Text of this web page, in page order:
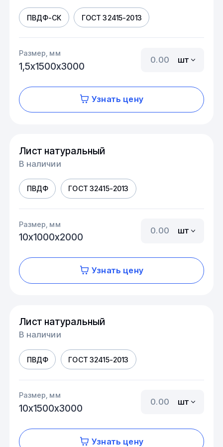
ПВДФ-СК ГОСТ 32415-2013
Размер, мм
1,5х1500х3000
шт
Узнать цену
Лист натуральный
В наличии
ПВДФ ГОСТ 32415-2013
Размер, мм
10х1000х2000
шт
Узнать цену
Лист натуральный
В наличии
ПВДФ ГОСТ 32415-2013
Размер, мм
10х1500х3000
шт
Узнать цену